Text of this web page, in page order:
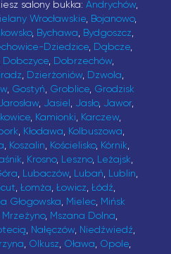
salony bukka: Andrychów,
Wrocławskie, Bojanowo,
, Bychawa, Bydgoszcz,
Dziedzice, Dąbcze,
Dobczyce, Dobrzechów,
, Dzierżoniów, Dzwola,
, Gostyń, Groblice, Grodzisk
, Jasiel, Jasło, Jawor,
, Kamionki, Karczew,
, Kłodawa, Kolbuszowa,
, Koszalin, Kościelisko, Kórnik,
, Krosno, Leszno, Leżajsk,
, Lubaczów, Lubań, Lublin,
, Łomża, Łowicz, Łódź,
Głogowska, Mielec, Mińsk
Mrzeżyno, Mszana Dolna,
, Nałęczów, Niedźwiedź,
, Olkusz, Oława, Opole,